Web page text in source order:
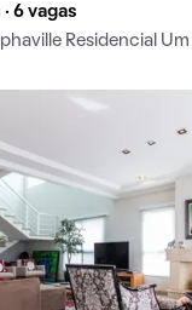
· 6 vagas
Residencial Um